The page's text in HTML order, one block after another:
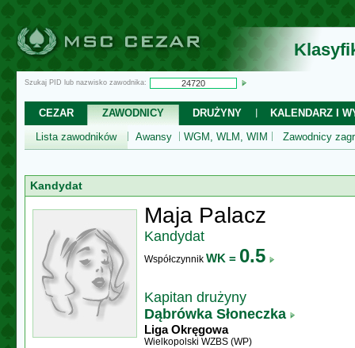
Szukaj PID lub nazwisko zawodnika:
CEZAR ZAWODNICY DRUŻYNY
KALENDARZ I
Lista zawodników
Awansy WGM, WLM, WIM Zawodnicy
Kandydat
Maja Palacz
Kandydat
Współczynnik WK = 0.5
Kapitan drużyny
Dąbrówka Słoneczka
Liga Okręgowa
Wielkopolski WZBS (WP)